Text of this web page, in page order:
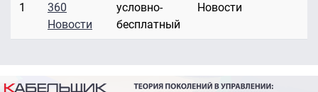
1
360
Новости
условно-
бесплатный
Новости